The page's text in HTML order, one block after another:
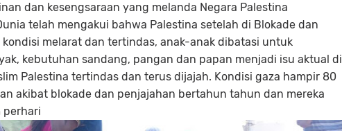
dan kesengsaraan yang melanda Negara Palestina
telah mengakui bahwa Palestina setelah di Blokade dan
melarat dan tertindas, anak-anak dibatasi untuk
kebutuhan sandang, pangan dan papan menjadi isu aktual di
Palestina tertindas dan terus dijajah. Kondisi gaza hampir 80
akibat blokade dan penjajahan bertahun tahun dan mereka
perhari